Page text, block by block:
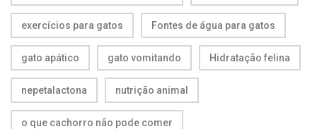
exercícios para gatos Fontes de água para gatos
gato apático gato vomitando Hidratação felina
nepetalactona nutrição animal
o que cachorro não pode comer